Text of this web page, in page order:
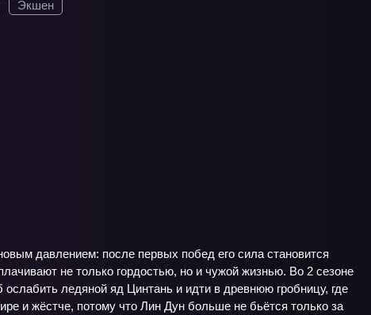
Экшен
давлением: после первых побед его сила становится
не только гордостью, но и чужой жизнью. Во 2 сезоне
ледяной яд Цинтань и идти в древнюю гробницу, где
и жёстче, потому что Лин Дун больше не бьётся только за